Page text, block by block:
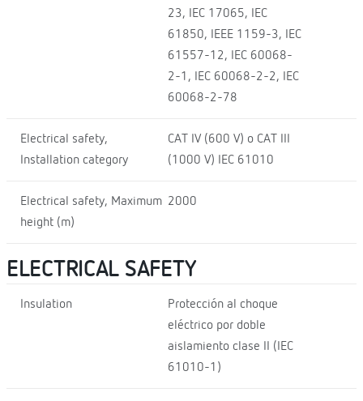
23, IEC 17065, IEC
61850, IEEE 1159-3, IEC
61557-12, IEC 60068-
2-1, IEC 60068-2-2, IEC
60068-2-78
Electrical safety,
Installation category
CAT IV (600 V) o CAT III
(1000 V) IEC 61010
Electrical safety, Maximum
height (m)
2000
ELECTRICAL SAFETY
Insulation
Protección al choque
eléctrico por doble
aislamiento clase II (IEC
61010-1)